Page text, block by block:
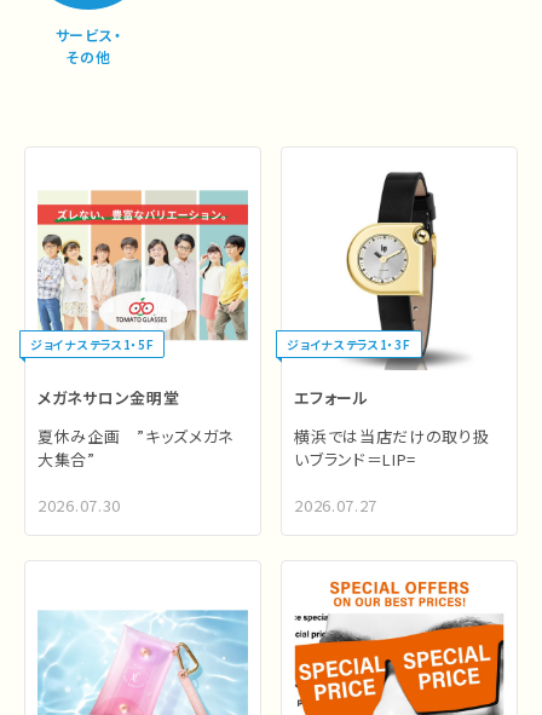
サービス・
その他
ジョイナステラス1・5F
メガネサロン金明堂
夏休み企画 ”キッズメガネ
大集合”
2026.07.30
ジョイナステラス1・3F
エフォール
横浜では当店だけの取り扱
いブランド＝LIP=
2026.07.27